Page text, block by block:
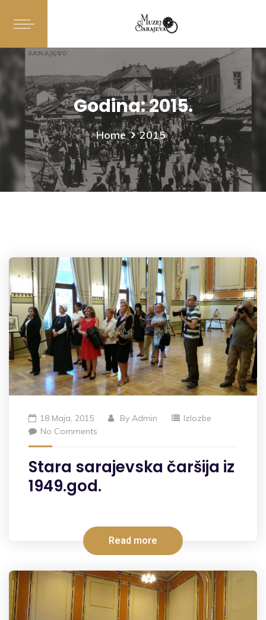
Godina:2015.
Home 2015
18 Maja, 2015 By Admin
Izlozbe
No Comments
Stara sarajevska čaršija iz
1949.god.
Read more